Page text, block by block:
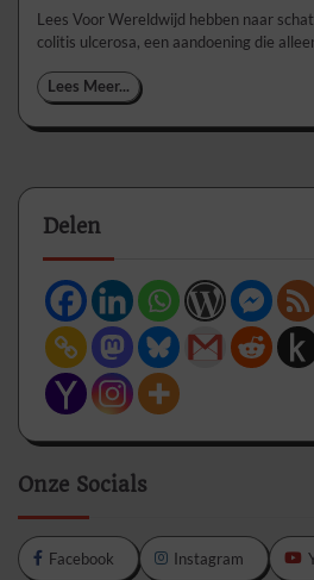
Lees Voor Wereldwijd hebben naar
colitis ulcerosa, een aandoening die
Lees Meer...
Delen
Onze Socials
Facebook Instagram